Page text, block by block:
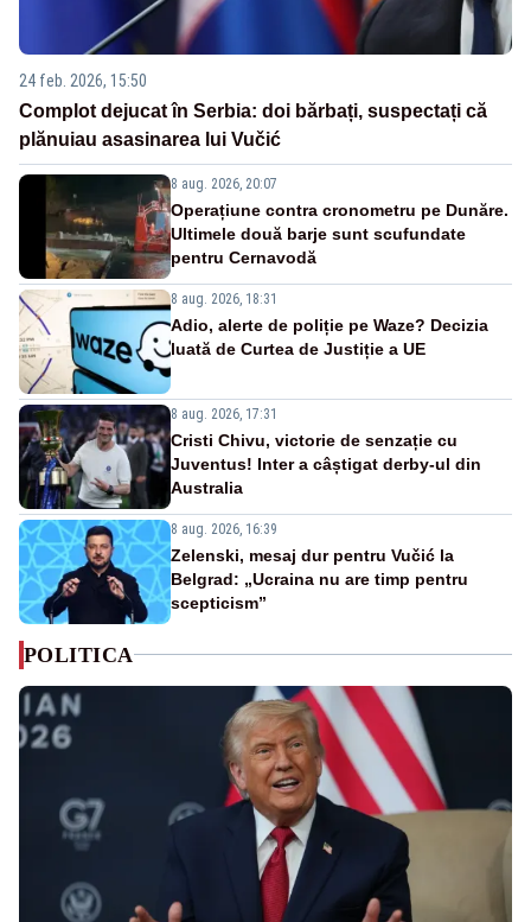
24 feb. 2026, 15:50
Complot dejucat în Serbia: doi bărbați, suspectați că
plănuiau asasinarea lui Vučić
8 aug. 2026, 20:07
Operațiune contra cronometru pe Dunăre.
Ultimele două barje sunt scufundate
pentru Cernavodă
8 aug. 2026, 18:31
Adio, alerte de poliție pe Waze? Decizia
luată de Curtea de Justiție a UE
8 aug. 2026, 17:31
Cristi Chivu, victorie de senzație cu
Juventus! Inter a câștigat derby-ul din
Australia
8 aug. 2026, 16:39
Zelenski, mesaj dur pentru Vučić la
Belgrad: „Ucraina nu are timp pentru
scepticism”
POLITICA